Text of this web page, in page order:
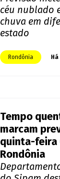
céu nublado
chuva em
estado
Rondônia
Tempo
marcam
quinta-feira
Rondônia